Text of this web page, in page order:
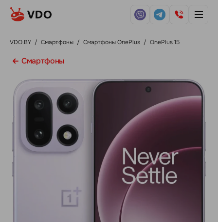
VDO.BY / Смартфоны / Смартфоны OnePlus / OnePlus 15
Смартфоны